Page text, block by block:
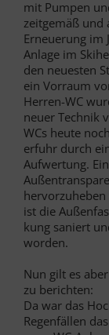
mit Pumpen
zeitgemäß und
Erneuerung im
Anlage im
den neuesten
ein Vorraum
Herren-WC
neuer Technik
WCs heute
erfuhr durch
Aufwertung.
ist die
kung saniert
worden.
Nun gilt es
zu berichten:
Da war das
Regenfällen